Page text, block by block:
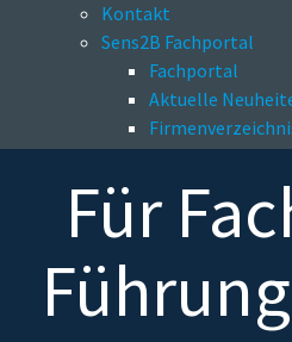
Kontakt
Sens2B Fachportal
Fachportal
Aktuelle
Für